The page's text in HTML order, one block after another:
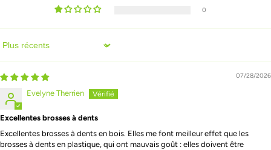
0
Sort by
07/28/2026
Evelyne Therrien
Excellentes brosses à dents
Excellentes brosses à dents en bois. Elles me font meilleur effet que les
brosses à dents en plastique, qui ont mauvais goût : elles doivent être